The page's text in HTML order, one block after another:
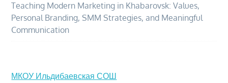
Teaching Modern Marketing in Khabarovsk: Values,
Personal Branding, SMM Strategies, and Meaningful
Communication
МКОУ Ильдибаевская СОШ